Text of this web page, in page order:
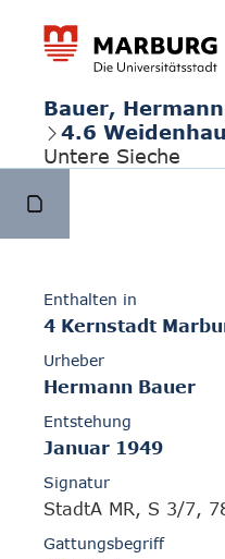
Bauer, Hermann
4.6
Untere Sieche
Enthalten in
4 Kernstadt
Urheber
Hermann Bauer
Entstehung
Januar 1949
Signatur
StadtA MR, S 3/7,
Gattungsbegriff